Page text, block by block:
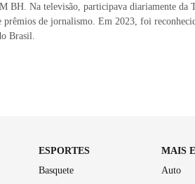
BH. Na televisão, participava diariamente da
prêmios de jornalismo. Em 2023, foi
Brasil.
ESPORTES
Basquete
MAIS
Auto